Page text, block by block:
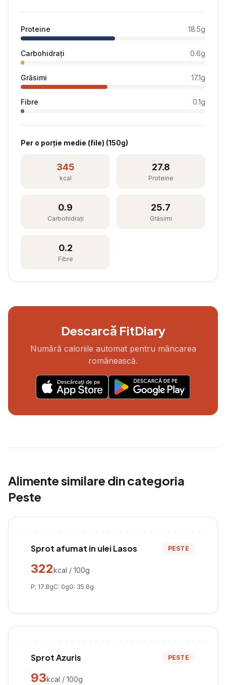
Proteine 18.5g
Carbohidrați 0.6g
Grăsimi 17.1g
Fibre 0.1g
Per o porție medie (file) (150g)
345
kcal
27.8
Proteine
0.9
Carbohidrați
25.7
Grăsimi
0.2
Fibre
Descarcă FitDiary
Numără caloriile automat pentru mâncarea
românească.
Alimente similare din categoria
Peste
Sprot afumat in ulei Lasos PESTE
322kcal / 100g
P: 17.8gC: 0gG: 35.8g
Sprot Azuris PESTE
93kcal / 100g